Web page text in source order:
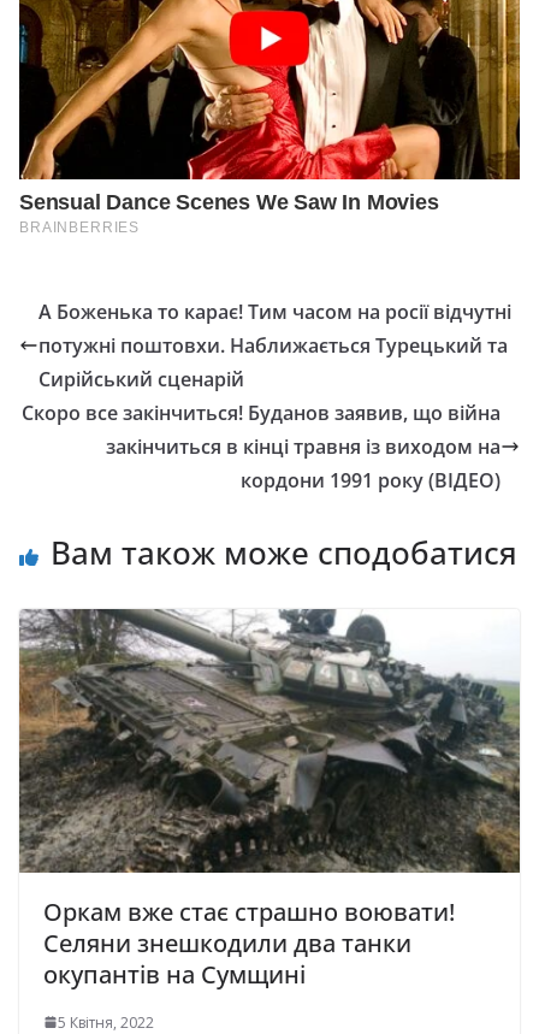
А Боженька то карає! Тим часом на росії відчутні
потужні поштовхи. Наближається Турецький та
Сирійський сценарій
Скоро все закінчиться! Буданов заявив, що війна
закінчиться в кінці травня із виходом на
кордони 1991 року (ВІДЕО)
Вам також може сподобатися
Оркам вже стає страшно воювати!
Селяни знешкодили два танки
окупантів на Сумщині
5 Квітня, 2022